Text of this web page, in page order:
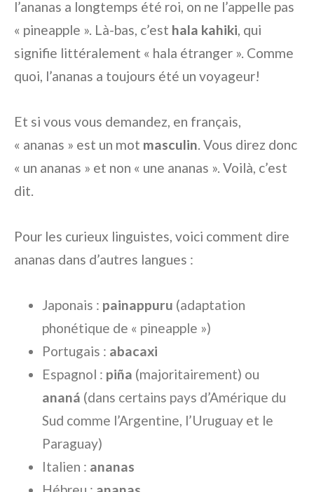
l’ananas a longtemps été roi, on ne l’appelle pas
« pineapple ». Là-bas, c’est hala kahiki, qui
signifie littéralement « hala étranger ». Comme
quoi, l’ananas a toujours été un voyageur!
Et si vous vous demandez, en français,
« ananas » est un mot masculin. Vous direz donc
« un ananas » et non « une ananas ». Voilà, c’est
dit.
Pour les curieux linguistes, voici comment dire
ananas dans d’autres langues :
Japonais : painappuru (adaptation
phonétique de « pineapple »)
Portugais : abacaxi
Espagnol : piña (majoritairement) ou
ananá (dans certains pays d’Amérique du
Sud comme l’Argentine, l’Uruguay et le
Paraguay)
Italien : ananas